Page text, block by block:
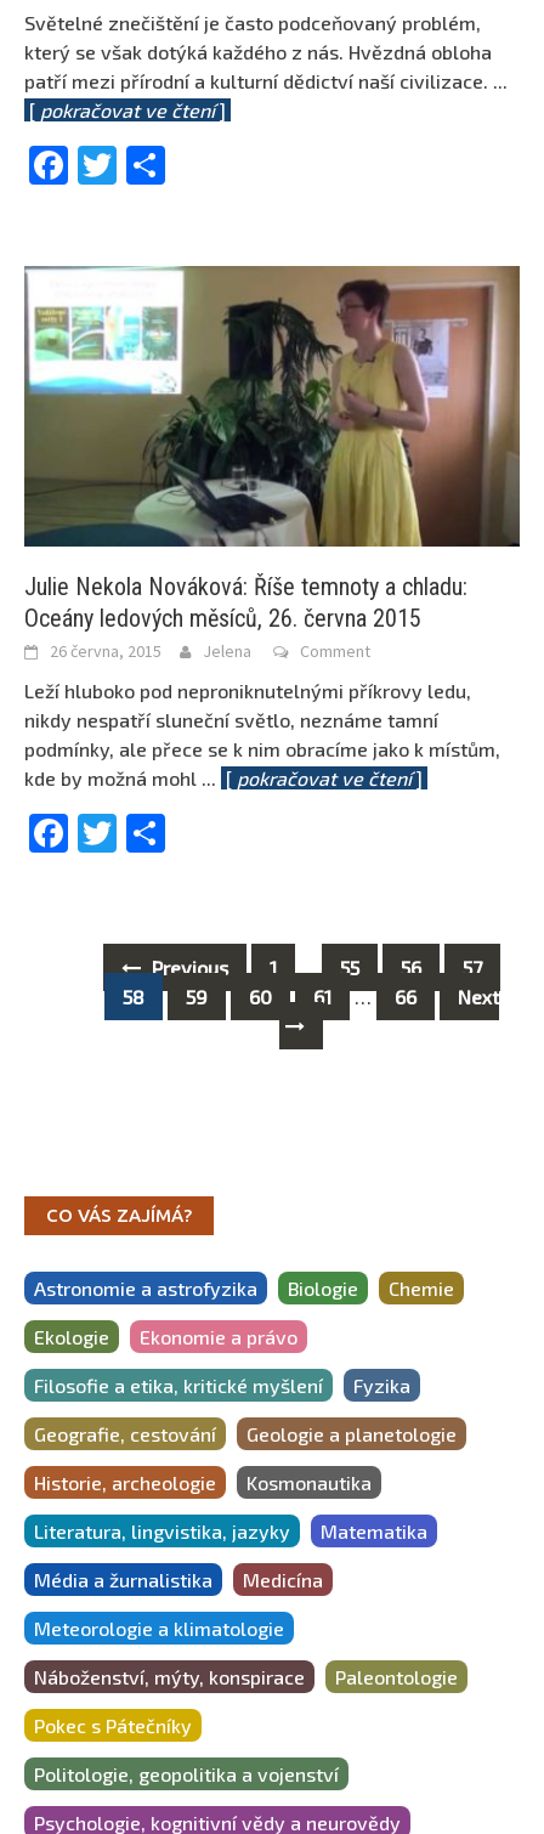
Světelné znečištění je často podceňovaný problém,
který se však dotýká každého z nás. Hvězdná obloha
patří mezi přírodní a kulturní dědictví naší civilizace. ...
[ pokračovat ve čtení]
Facebook
Twitter
Julie Nekola Nováková: Říše temnoty a chladu:
Oceány ledových měsíců, 26. června 2015
26 června, 2015 Jelena Comment
Leží hluboko pod neproniknutelnými příkrovy ledu,
nikdy nespatří sluneční světlo, neznáme tamní
podmínky, ale přece se k nim obracíme jako k místům,
kde by možná mohl ... [ pokračovat ve čtení]
Facebook
Twitter
navigation
Previous 1 … 55 56
57
58
59 60 61 … 66 Next
CO VÁS ZAJÍMÁ?
Astronomie a astrofyzika Biologie Chemie
Ekologie Ekonomie a právo
Filosofie a etika, kritické myšlení Fyzika
Geografie, cestování Geologie a planetologie
Historie, archeologie Kosmonautika
Literatura, lingvistika, jazyky Matematika
Média a žurnalistika Medicína
Meteorologie a klimatologie
Náboženství, mýty, konspirace Paleontologie
Pokec s Pátečníky
Politologie, geopolitika a vojenství
Psychologie, kognitivní vědy a neurovědy